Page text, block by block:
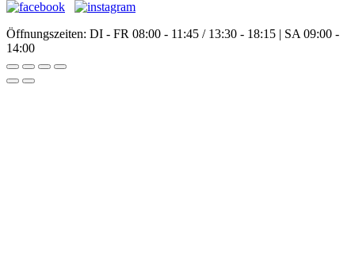
Öffnungszeiten: DI - FR 08:00 - 11:45 / 13:30 - 18:15 | SA 09:00 -
14:00